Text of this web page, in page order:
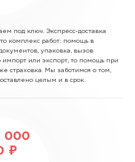
под ключ. Экспресс-доставка
комплекс работ: помощь в
упаковка, вызов
импорт или экспорт, то помощь при
страховка. Мы заботимся о том,
целым и в срок.
000
₽